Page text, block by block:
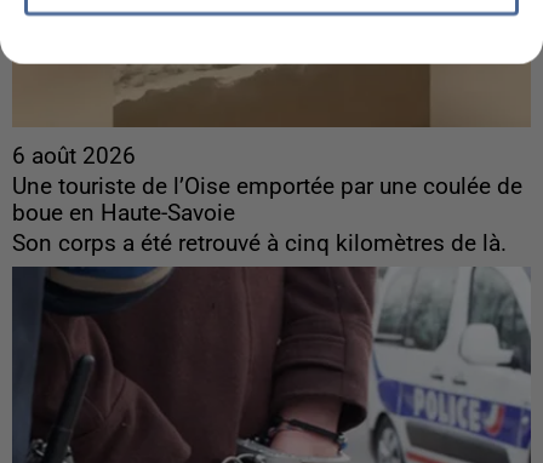
6 août 2026
Une touriste de l’Oise emportée par une coulée de
boue en Haute-Savoie
Son corps a été retrouvé à cinq kilomètres de là.